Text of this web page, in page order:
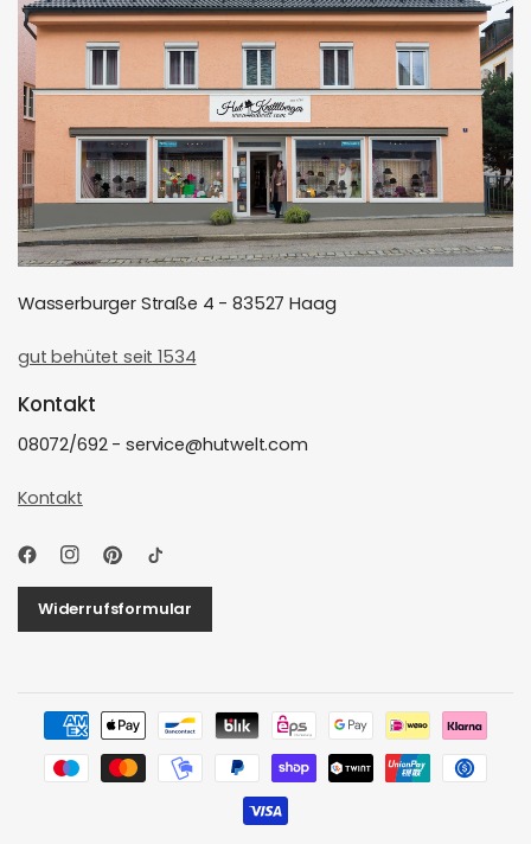
Wasserburger Straße 4 - 83527 Haag
gut behütet seit 1534
Kontakt
08072/692 - service@hutwelt.com
Kontakt
Widerrufsformular